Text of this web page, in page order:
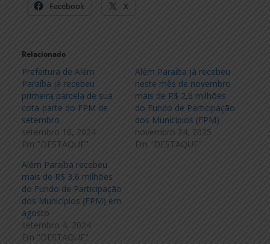
Facebook X
Relacionado
Prefeitura de Além
Paraíba já recebeu
primeira parcela de sua
cota-parte do FPM de
setembro
setembro 16, 2024
Em "DESTAQUE"
Além Paraíba já recebeu
neste mês de novembro
mais de R$ 2,6 milhões
do Fundo de Participação
dos Municípios (FPM)
novembro 24, 2025
Em "DESTAQUE"
Além Paraíba recebeu
mais de R$ 3,6 milhões
do Fundo de Participação
dos Municípios (FPM) em
agosto
setembro 4, 2024
Em "DESTAQUE"